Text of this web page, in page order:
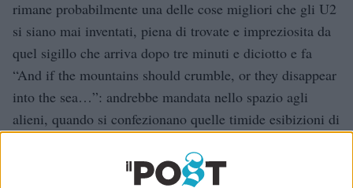
rimane probabilmente una delle cose migliori che gli U2
si siano mai inventati, piena di trovate e impreziosita da
quel sigillo che arriva dopo tre minuti e diciotto e fa
“And if the mountains should crumble, or they disappear
into the sea…”: andrebbe mandata nello spazio agli
alieni, quando si confezionano quelle timide esibizioni di
Prima, però, c’è In the name of love (formalmente